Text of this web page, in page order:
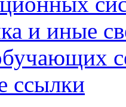
и иные
ссылки